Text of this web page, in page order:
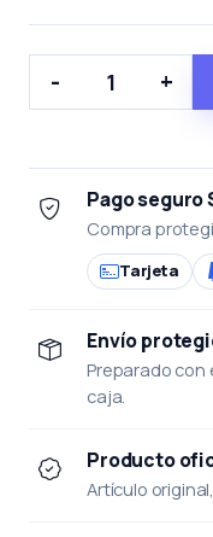
- +
Pago seguro
Compra
Tarjeta
Envío
Preparado con
caja.
Producto
Artículo